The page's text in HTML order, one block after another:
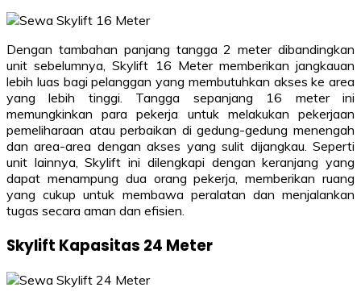
Dengan tambahan panjang tangga 2 meter dibandingkan
unit sebelumnya, Skylift 16 Meter memberikan jangkauan
lebih luas bagi pelanggan yang membutuhkan akses ke area
yang lebih tinggi. Tangga sepanjang 16 meter ini
memungkinkan para pekerja untuk melakukan pekerjaan
pemeliharaan atau perbaikan di gedung-gedung menengah
dan area-area dengan akses yang sulit dijangkau. Seperti
unit lainnya, Skylift ini dilengkapi dengan keranjang yang
dapat menampung dua orang pekerja, memberikan ruang
yang cukup untuk membawa peralatan dan menjalankan
tugas secara aman dan efisien.
Skylift Kapasitas 24 Meter